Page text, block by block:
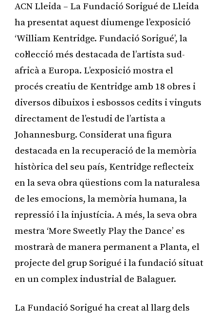
ACN Lleida – La Fundació Sorigué de Lleida
ha presentat aquest diumenge l’exposició
‘William Kentridge. Fundació Sorigué’, la
col·lecció més destacada de l’artista sud-
africà a Europa. L’exposició mostra el
procés creatiu de Kentridge amb 18 obres i
diversos dibuixos i esbossos cedits i vinguts
directament de l’estudi de l’artista a
Johannesburg. Considerat una figura
destacada en la recuperació de la memòria
històrica del seu país, Kentridge reflecteix
en la seva obra qüestions com la naturalesa
de les emocions, la memòria humana, la
repressió i la injustícia. A més, la seva obra
mestra ‘More Sweetly Play the Dance’ es
mostrarà de manera permanent a Planta, el
projecte del grup Sorigué i la fundació situat
en un complex industrial de Balaguer.
La Fundació Sorigué ha creat al llarg dels